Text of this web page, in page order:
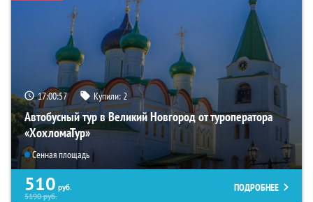
17:00:56 Купили:2
Автобусный тур в Великий Новгород от туроператора
«ХохломаТур»
Сенная площадь
510 руб.
5190руб.
ПОДРОБНЕЕ